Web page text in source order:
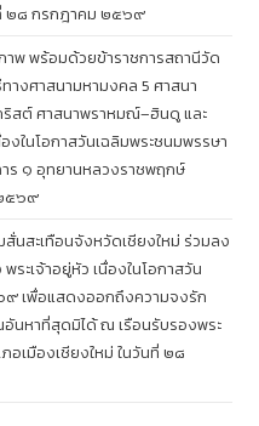
๒๘ กรกฎาคม ๒๕๖๙
พ พร้อมด้วยข้าราชการสถานีวัด
างศาสนามหามงคล 5 ศาสนา
ริสต์ ศาสนาพราหมณ์–ฮินดู และ
งในโอกาสวันเฉลิมพระชนมพรรษา
๑ อุทยานหลวงราชพฤกษ์
๕๖๙
นสะเทือนจังหวัดเชียงใหม่ ร่วมลง
ะเจ้าอยู่หัว เนื่องในโอกาสวัน
เพื่อแสดงออกถึงความจงรัก
นหาที่สุดมิได้ ณ เรือนรับรองพระ
อเมืองเชียงใหม่ ในวันที่ ๒๘